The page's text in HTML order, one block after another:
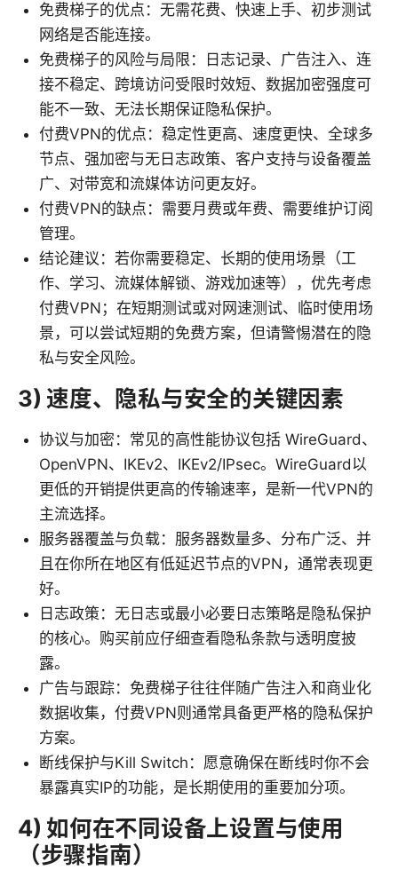
免费梯子的优点：无需花费、快速上手、初步测试
网络是否能连接。
免费梯子的风险与局限：日志记录、广告注入、连
接不稳定、跨境访问受限时效短、数据加密强度可
能不一致、无法长期保证隐私保护。
付费VPN的优点：稳定性更高、速度更快、全球多
节点、强加密与无日志政策、客户支持与设备覆盖
广、对带宽和流媒体访问更友好。
付费VPN的缺点：需要月费或年费、需要维护订阅
管理。
结论建议：若你需要稳定、长期的使用场景（工
作、学习、流媒体解锁、游戏加速等），优先考虑
付费VPN；在短期测试或对网速测试、临时使用场
景，可以尝试短期的免费方案，但请警惕潜在的隐
私与安全风险。
3) 速度、隐私与安全的关键因素
协议与加密：常见的高性能协议包括 WireGuard、
OpenVPN、IKEv2、IKEv2/IPsec。WireGuard以
更低的开销提供更高的传输速率，是新一代VPN的
主流选择。
服务器覆盖与负载：服务器数量多、分布广泛、并
且在你所在地区有低延迟节点的VPN，通常表现更
好。
日志政策：无日志或最小必要日志策略是隐私保护
的核心。购买前应仔细查看隐私条款与透明度披
露。
广告与跟踪：免费梯子往往伴随广告注入和商业化
数据收集，付费VPN则通常具备更严格的隐私保护
方案。
断线保护与Kill Switch：愿意确保在断线时你不会
暴露真实IP的功能，是长期使用的重要加分项。
4) 如何在不同设备上设置与使用
（步骤指南）